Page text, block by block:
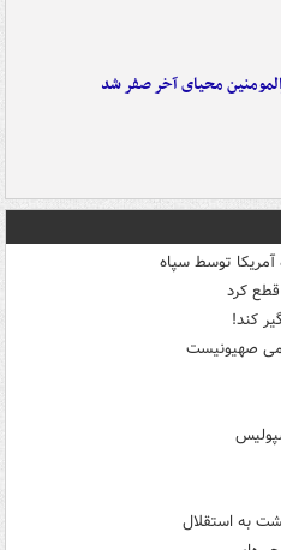
محیای آخر صفر شد
آمریکا توسط سپاه
کرد
کند!
صهیونیست
به استقلال